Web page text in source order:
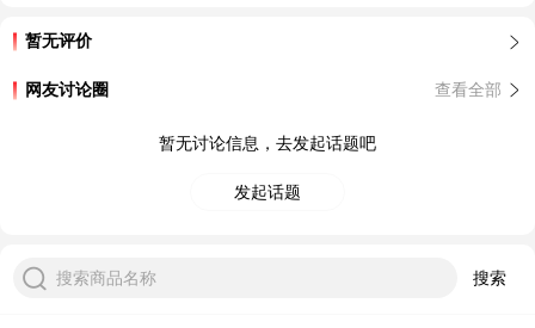
暂无评价
网友讨论圈 查看全部
暂无讨论信息，去发起话题吧
发起话题
搜索商品名称 搜索